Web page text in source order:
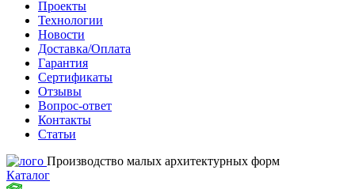
Проекты
Технологии
Новости
Доставка/Оплата
Гарантия
Сертификаты
Отзывы
Вопрос-ответ
Контакты
Статьи
Производство малых архитектурных форм
Каталог